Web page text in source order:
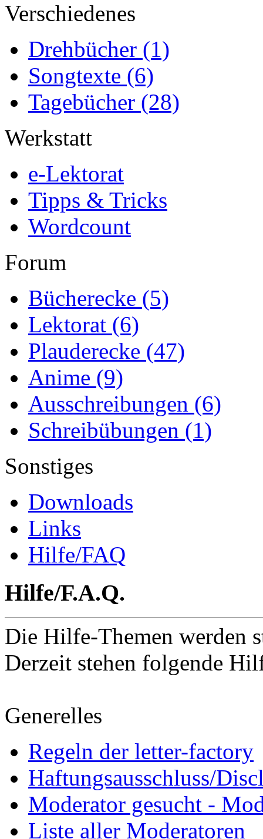
Verschiedenes
Drehbücher (1)
Songtexte (6)
Tagebücher (28)
Werkstatt
e-Lektorat
Tipps & Tricks
Wordcount
Forum
Bücherecke (5)
Lektorat (6)
Plauderecke (47)
Anime (9)
Ausschreibungen (6)
Schreibübungen (1)
Sonstiges
Downloads
Links
Hilfe/FAQ
Hilfe/F.A.Q.
Die Hilfe-Themen werden
Derzeit stehen folgende
Generelles
Regeln der letter-factory
Haftungsausschluss/
Moderator gesucht -
Liste aller Moderatoren